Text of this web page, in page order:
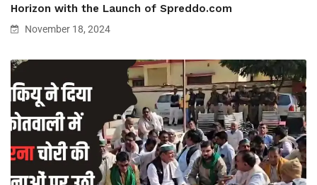
Horizon with the Launch of Spreddo.com
November 18, 2024